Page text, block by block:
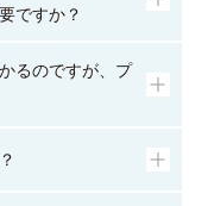
ですか？
るのですが、プ